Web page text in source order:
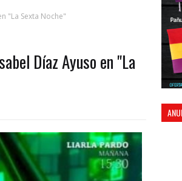
"La Sexta Noche"
Díaz Ayuso en "La